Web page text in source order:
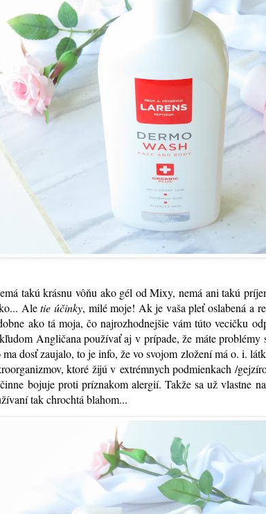
takú krásnu vôňu ako gél od Mixy, nemá ani takú
Aletie účinky, milé moje! Ak je vaša pleť oslabená a
ako tá moja, čo najrozhodnejšie vám túto vecičku
Angličana používať aj v prípade, že máte problémy
dosť zaujalo, to je info, že vo svojom zložení má o. i.
ktoré žijú v extrémnych podmienkach /
bojuje proti príznakom alergií. Takže sa už vlastne
tak chrochtá blahom...